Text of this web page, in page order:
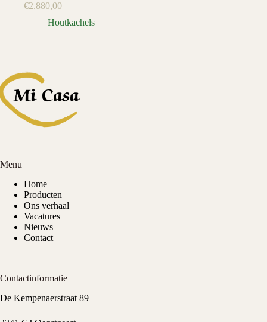
€2.880,00
Houtkachels
Menu
Home
Producten
Ons verhaal
Vacatures
Nieuws
Contact
Contactinformatie
De Kempenaerstraat 89